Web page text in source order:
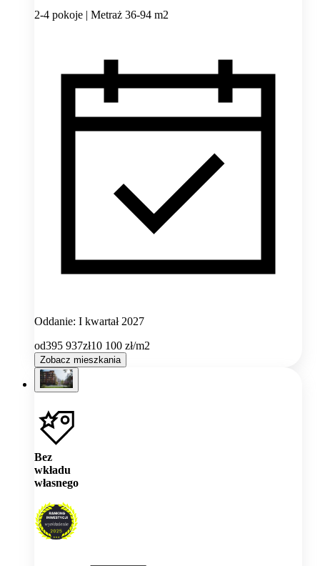
2-4 pokoje | Metraż 36-94 m2
Oddanie: I kwartał 2027
od395 937zł10 100 zł/m2
Zobacz mieszkania
Bez
wkładu
własnego